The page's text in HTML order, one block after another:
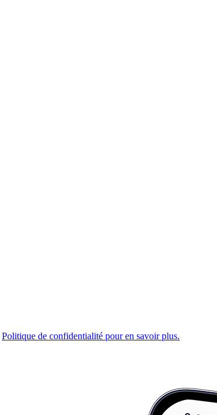
Politique de confidentialité pour en savoir plus.